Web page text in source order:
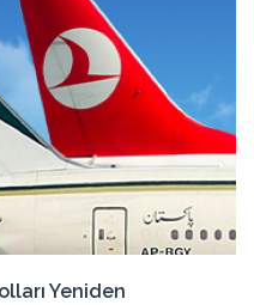
Yeniden